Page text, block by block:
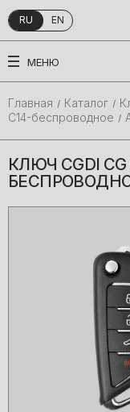
RU EN
МЕНЮ
КАТАЛОГ
ПРОИЗВОДИТЕЛИ
БЛОГ
КОНТАКТЫ
Главная Каталог
C14-беспроводное
КЛЮЧ CGDI CG